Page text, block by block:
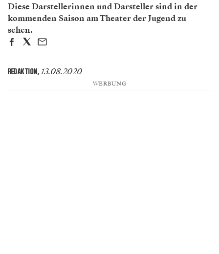
Diese Darstellerinnen und Darsteller sind in der
kommenden Saison am Theater der Jugend zu
sehen.
REDAKTION, 13.08.2020
WERBUNG